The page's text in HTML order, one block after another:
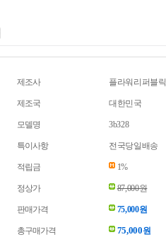
제조사 플라워리퍼블릭
제조국 대한민국
모델명 3b328
특이사항 전국당일배송
적립금 1%
정상가 87,000원
판매가격 75,000원
총구매가격 75,000원